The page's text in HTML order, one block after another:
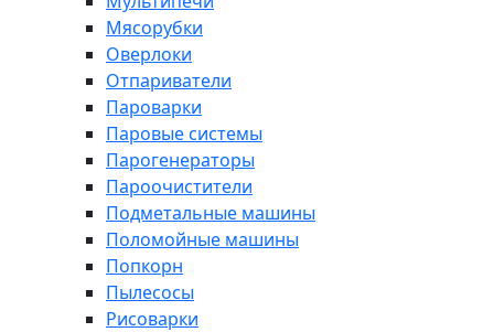
Мясорубки
Оверлоки
Отпариватели
Пароварки
Паровые системы
Парогенераторы
Пароочистители
Подметальные машины
Поломойные машины
Попкорн
Пылесосы
Рисоварки